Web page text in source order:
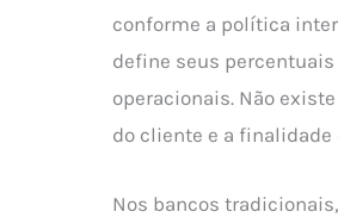
conforme a política
define seus
operacionais. Não
do cliente e a
Nos bancos